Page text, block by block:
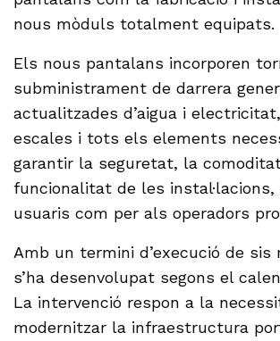
nous mòduls totalment equipats.
Els nous pantalans incorporen
subministrament de darrera
actualitzades d’aigua i
escales i tots els elements
garantir la seguretat, la
funcionalitat de les
usuaris com per als operadors
Amb un termini d’execució de sis
s’ha desenvolupat segons el
La intervenció respon a la
modernitzar la infraestructura